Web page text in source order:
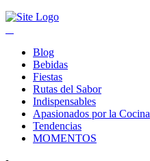
Blog
Bebidas
Fiestas
Rutas del Sabor
Indispensables
Apasionados por la Cocina
Tendencias
MOMENTOS